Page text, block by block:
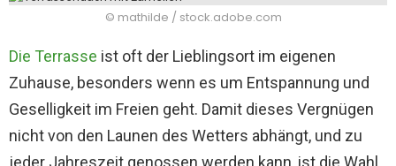
© mathilde / stock.adobe.com
Die Terrasse ist oft der Lieblingsort im eigenen
Zuhause, besonders wenn es um Entspannung und
Geselligkeit im Freien geht. Damit dieses Vergnügen
nicht von den Launen des Wetters abhängt, und zu